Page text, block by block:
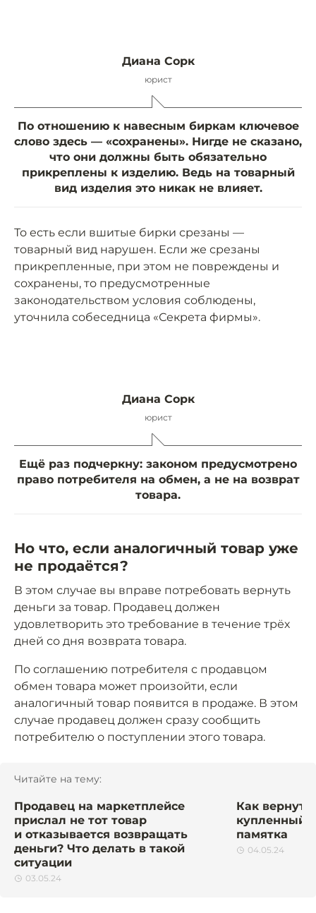
Диана Сорк
юрист
По отношению к навесным биркам ключевое
слово здесь — «сохранены». Нигде не сказано,
что они должны быть обязательно
прикреплены к изделию. Ведь на товарный
вид изделия это никак не влияет.
То есть если вшитые бирки срезаны —
товарный вид нарушен. Если же срезаны
прикрепленные, при этом не повреждены и
сохранены, то предусмотренные
законодательством условия соблюдены,
уточнила собеседница «Секрета фирмы».
Диана Сорк
юрист
Ещё раз подчеркну: законом предусмотрено
право потребителя на обмен, а не на возврат
товара.
Но что, если аналогичный товар уже
не продаётся?
В этом случае вы вправе потребовать вернуть
деньги за товар. Продавец должен
удовлетворить это требование в течение трёх
дней со дня возврата товара.
По соглашению потребителя с продавцом
обмен товара может произойти, если
аналогичный товар появится в продаже. В этом
случае продавец должен сразу сообщить
потребителю о поступлении этого товара.
Читайте на тему:
Продавец на маркетплейсе
прислал не тот товар
и отказывается возвращать
деньги? Что делать в такой
ситуации
03.05.24
Как
купленный
памятка
04.05.24